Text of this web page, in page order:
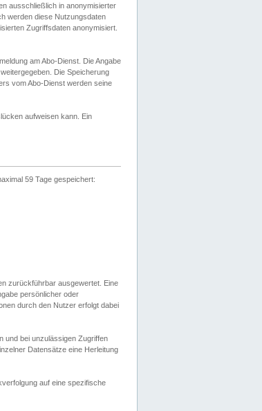
ausschließlich in anonymisierter
werden diese Nutzungsdaten
Zugriffsdaten anonymisiert.
am Abo-Dienst. Die Angabe
Die Speicherung
vom Abo-Dienst werden seine
aufweisen kann. Ein
59 Tage gespeichert:
zurückführbar ausgewertet. Eine
persönlicher oder
durch den Nutzer erfolgt dabei
und bei unzulässigen Zugriffen
Datensätze eine Herleitung
auf eine spezifische